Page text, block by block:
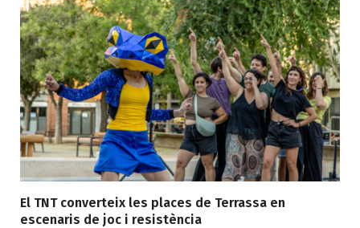
El TNT converteix les places de Terrassa en
escenaris de joc i resistència